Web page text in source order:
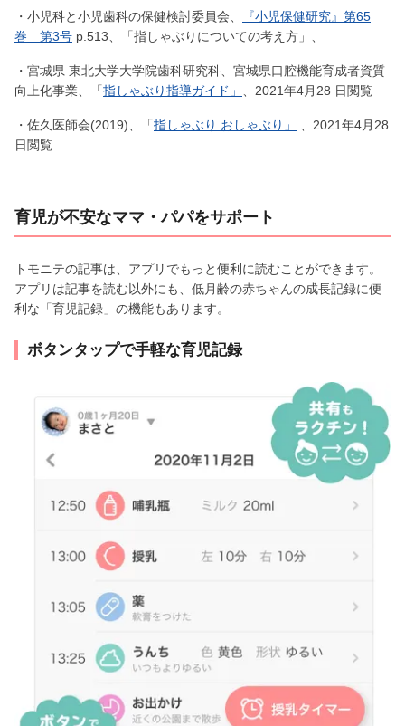
・小児科と小児歯科の保健検討委員会、
『小児保健研究』第65
巻 第3号 p.513、「指しゃぶりについての考え方」、
・宮城県 東北大学大学院歯科研究科、宮城県口腔機能育成者資質
向上化事業、「指しゃぶり指導ガイド」 、2021年4月28 日閲覧
・佐久医師会(2019)、「指しゃぶり おしゃぶり」
、2021年4月28
日閲覧
育児が不安なママ・パパをサポート
トモニテの記事は、アプリでもっと便利に読むことができます。
アプリは記事を読む以外にも、低月齢の赤ちゃんの成長記録に便
利な「育児記録」の機能もあります。
ボタンタップで手軽な育児記録